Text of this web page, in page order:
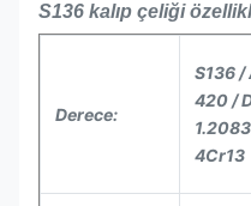
S136 kalıp çeliği
Derece:
S136 /
420 /
4Cr13